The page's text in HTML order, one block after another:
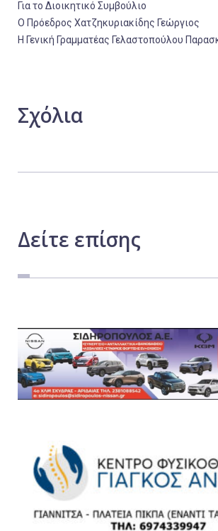
Για το Διοικητικό Συμβούλιο
Ο Πρόεδρος Χατζηκυριακίδης Γεώργιος
Η Γενική Γραμματέας Γελαστοπούλου
Σχόλια
Δείτε επίσης